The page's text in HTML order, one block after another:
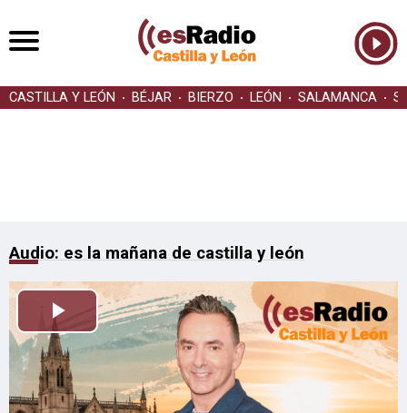
CASTILLA Y LEÓN BÉJAR BIERZO LEÓN SALAMANCA
Audio: es la mañana de castilla y león
Reproducir